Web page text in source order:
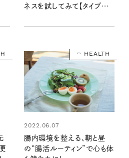
ネスを試してみて【タイプ別
HEALTH
2022.06.07
腸内環境を整える、朝と昼
の“腸活ルーティン”で心も体